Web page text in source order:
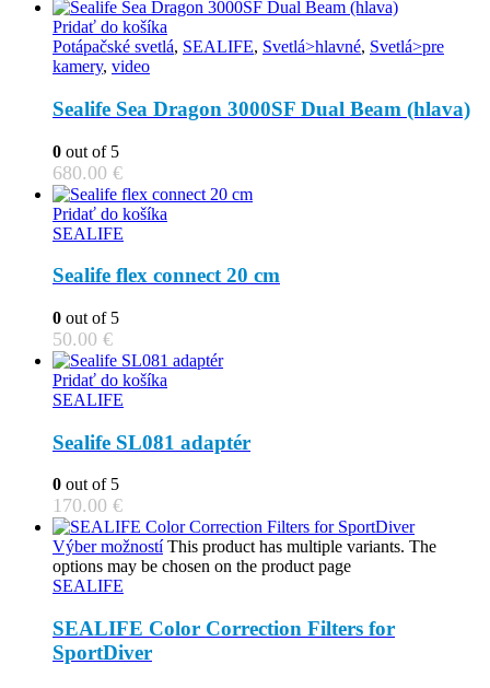
Pridať do košíka
Potápačské svetlá, SEALIFE, Svetlá>hlavné, Svetlá>pre
kamery, video
Sealife Sea Dragon 3000SF Dual Beam (hlava)
0 out of 5
680.00 €
Pridať do košíka
SEALIFE
Sealife flex connect 20 cm
0 out of 5
50.00 €
Pridať do košíka
SEALIFE
Sealife SL081 adaptér
0 out of 5
170.00 €
Výber možností This product has multiple variants. The
options may be chosen on the product page
SEALIFE
SEALIFE Color Correction Filters for
SportDiver